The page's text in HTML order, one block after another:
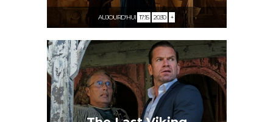
AUJOURD'HUI 17:15 20:30 +
Interdit -12 ans